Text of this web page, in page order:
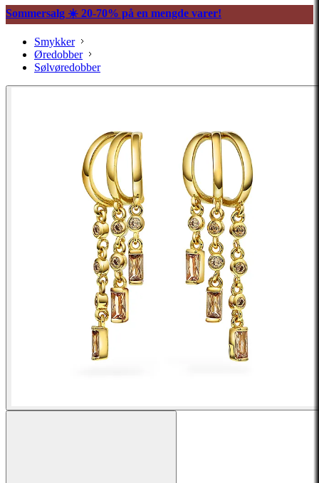
Sommersalg ☀️ 20-70% på en mengde varer!
Smykker
Øredobber
Sølvøredobber